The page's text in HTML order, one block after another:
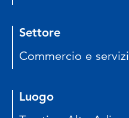
Settore
Commercio e servizi
Luogo